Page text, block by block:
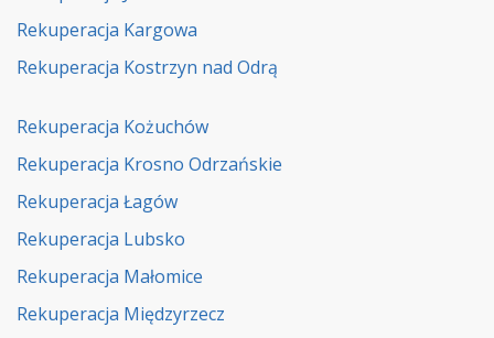
Rekuperacja Kargowa
Rekuperacja Kostrzyn nad Odrą
Rekuperacja Kożuchów
Rekuperacja Krosno Odrzańskie
Rekuperacja Łagów
Rekuperacja Lubsko
Rekuperacja Małomice
Rekuperacja Międzyrzecz